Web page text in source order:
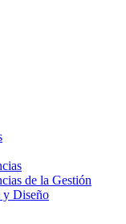
de la Gestión
y Diseño